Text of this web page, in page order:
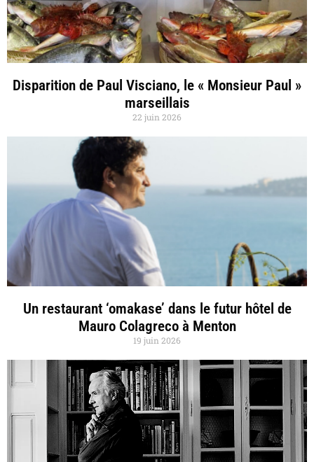
Disparition de Paul Visciano, le « Monsieur Paul »
marseillais
22 juin 2026
Un restaurant ‘omakase’ dans le futur hôtel de
Mauro Colagreco à Menton
19 juin 2026